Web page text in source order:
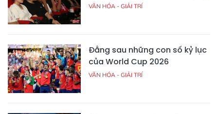
VĂN HÓA - GIẢI TRÍ
Đằng sau những con số kỷ lục
của World Cup 2026
VĂN HÓA - GIẢI TRÍ